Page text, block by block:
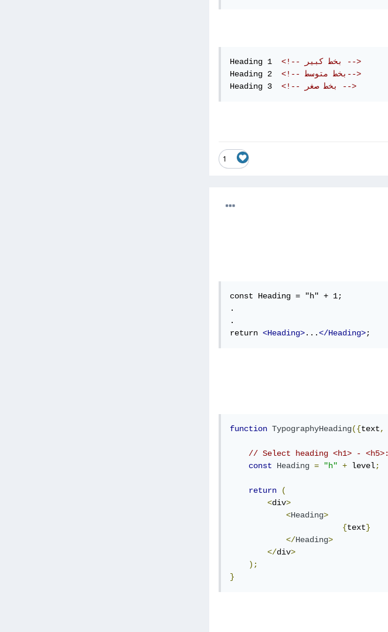
Heading 1
<!-- بخط كبير -->
Heading 2
<!-- بخط متوسط-->
Heading 3
<!-- بخط صغر -->
1
const Heading = "h" + 1;
.
.
return <Heading>...</Heading>;
function TypographyHeading({text,
// Select heading <h1> - <h5>:
const
Heading = "h" + level;
return
(
<div>
<Heading>
{text}
</Heading>
</div>
);
}